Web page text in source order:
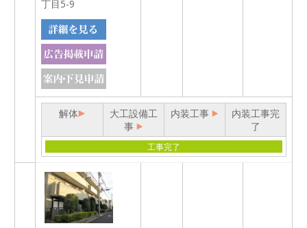
丁目5-9
解体
大工設備工
事
内装工事
内装工事完
了
工事完了